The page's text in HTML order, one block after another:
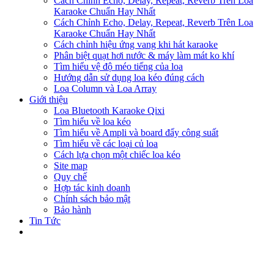
Karaoke Chuẩn Hay Nhất
Cách Chỉnh Echo, Delay, Repeat, Reverb Trên Loa
Karaoke Chuẩn Hay Nhất
Cách chỉnh hiệu ứng vang khi hát karaoke
Phân biệt quạt hơi nước & máy làm mát ko khí
Tìm hiểu vệ độ méo tiếng của loa
Hướng dẫn sử dụng loa kéo đúng cách
Loa Column và Loa Array
Giới thiệu
Loa Bluetooth Karaoke Qixi
Tìm hiểu về loa kéo
Tìm hiểu về Ampli và board đẩy công suất
Tìm hiểu về các loại củ loa
Cách lựa chọn một chiếc loa kéo
Site map
Quy chế
Hợp tác kinh doanh
Chính sách bảo mật
Bảo hành
Tin Tức